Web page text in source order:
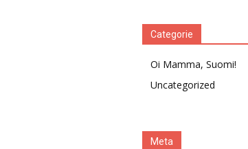
Categorie
Oi Mamma, Suomi!
Uncategorized
Meta